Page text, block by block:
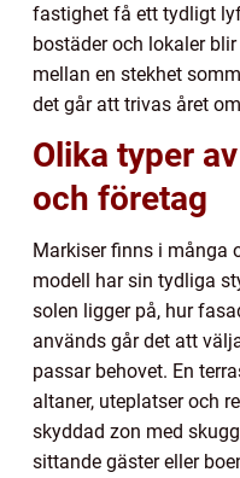
fastighet få ett tydligt
bostäder och lokaler
mellan en stekhet
det går att trivas året
Olika typer
och företag
Markiser finns i många
modell har sin tydliga
solen ligger på, hur
används går det att
passar behovet. En
altaner, uteplatser och
skyddad zon med
sittande gäster eller